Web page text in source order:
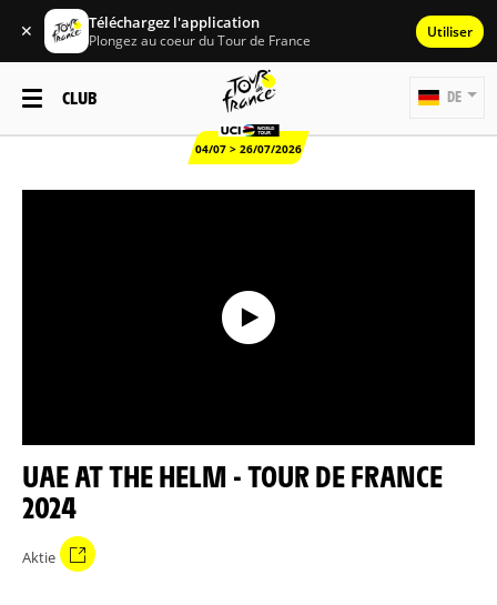
✕ Téléchargez l'application
Plongez au coeur du Tour de France Utiliser
CLUB
04/07 > 26/07/2026
DE
UAE AT THE HELM - TOUR DE FRANCE
2024
Aktie